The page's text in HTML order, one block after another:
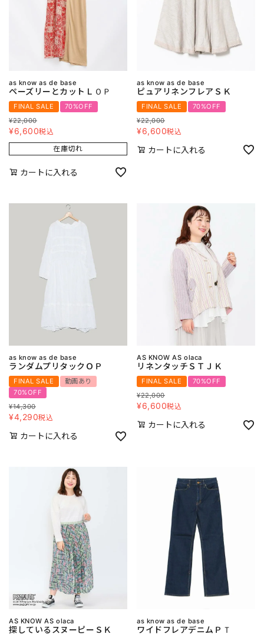
as know as de base
ペーズリーとカットＬＯＰ
FINAL SALE
70%OFF
¥22,000
¥6,600税込
在庫切れ
カートに入れる
as know as de base
ピュアリネンフレアＳＫ
FINAL SALE
70%OFF
¥22,000
¥6,600税込
カートに入れる
as know as de base
ランダムプリタックＯＰ
FINAL SALE
動画あり
70%OFF
¥14,300
¥4,290税込
カートに入れる
AS KNOW AS olaca
リネンタッチＳＴＪＫ
FINAL SALE
70%OFF
¥22,000
¥6,600税込
カートに入れる
AS KNOW AS olaca
探しているスヌーピーＳＫ
as know as de base
ワイドフレアデニムＰＴ